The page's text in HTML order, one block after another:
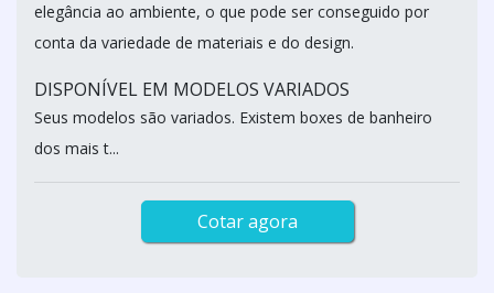
elegância ao ambiente, o que pode ser conseguido por
conta da variedade de materiais e do design.
DISPONÍVEL EM MODELOS VARIADOS
Seus modelos são variados. Existem boxes de banheiro
dos mais t...
Cotar agora